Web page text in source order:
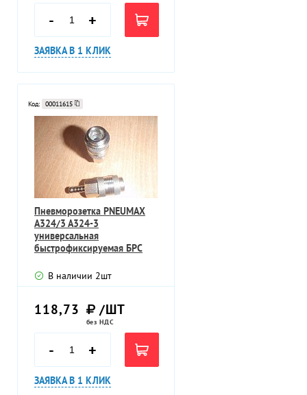
- +
ЗАЯВКА В 1 КЛИК
Код: 00011615
Пневморозетка PNEUMAX
A324/3 A324-3
универсальная
быстрофиксируемая БРС
В наличии 2шт
118,73 /ШТ
без НДС
- +
ЗАЯВКА В 1 КЛИК